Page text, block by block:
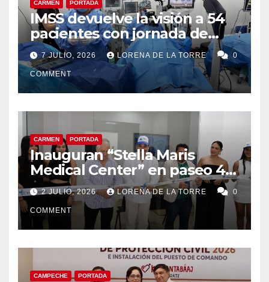
CARMEN PORTADA
IMSS devuelve la visión a 54
pacientes con jornada de
cirugías de cataratas en
Ciudad del Carmen
7 JULIO, 2026 LORENA DE LA TORRE 0
COMMENT
CARMEN PORTADA
Inauguran “Stella Maris
Medical Center” en paseo 4.5
en Ciudad del Carmen
2 JULIO, 2026 LORENA DE LA TORRE 0
COMMENT
CAMPECHE PORTADA